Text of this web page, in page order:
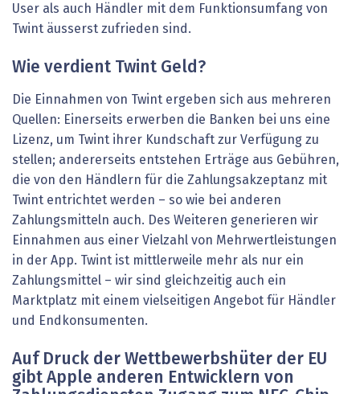
User als auch Händler mit dem Funktionsumfang von
Twint äusserst zufrieden sind.
Wie verdient Twint Geld?
Die Einnahmen von Twint ergeben sich aus mehreren
Quellen: Einerseits erwerben die Banken bei uns eine
Lizenz, um Twint ihrer Kundschaft zur Verfügung zu
stellen; andererseits entstehen Erträge aus Gebühren,
die von den Händlern für die Zahlungsakzeptanz mit
Twint entrichtet werden – so wie bei anderen
Zahlungsmitteln auch. Des Weiteren generieren wir
Einnahmen aus einer Vielzahl von Mehrwertleistungen
in der App. Twint ist mittlerweile mehr als nur ein
Zahlungsmittel – wir sind gleichzeitig auch ein
Marktplatz mit einem vielseitigen Angebot für Händler
und Endkonsumenten.
Auf Druck der Wettbewerbshüter der EU
gibt Apple anderen Entwicklern von